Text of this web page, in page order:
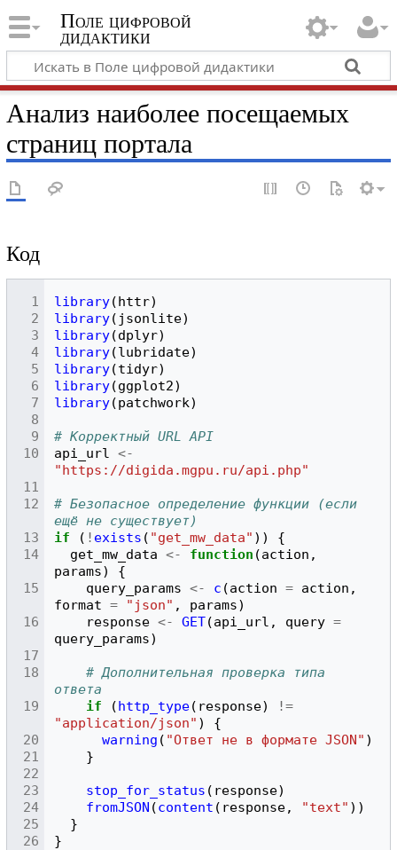
Поле цифровой
дидактики
Анализ наиболее посещаемых
страниц портала
Код
library(httr)
library( jsonlite)
library(dplyr)
library(lubridate)
library(tidyr)
library(ggplot2)
library(patchwork)
# Корректный URL API
api_url
<-
"https://digida.mgpu.ru/api.php"
# Безопасное определение функции (если
ещё не существует)
if
( ! exists ( "get_mw_data" ))
{
get_mw_data <- function (action ,
params)
{
query_params <- c (action = action ,
format = "json" , params)
response <- GET(api_url , query =
query_params)
# Дополнительная проверка типа
ответа
if
(http_type( response)
!=
"application/json" )
{
warning ( "Ответ не в формате JSON" )
}
stop_for_status ( response)
fromJSON (content ( response, "text" ))
}
}